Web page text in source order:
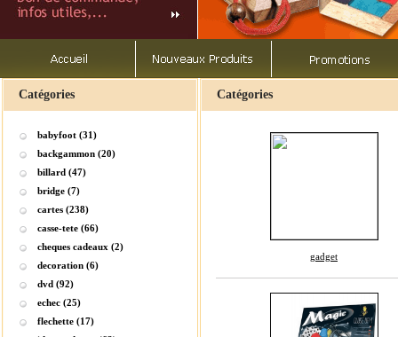
Catégories
babyfoot (31)
backgammon (20)
billard (47)
bridge (7)
cartes (238)
casse-tete (66)
cheques cadeaux (2)
decoration (6)
dvd (92)
echec (25)
flechette (17)
Catégories
gadget